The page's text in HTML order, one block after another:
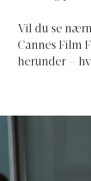
Vil du se
Cannes Film
herunder –